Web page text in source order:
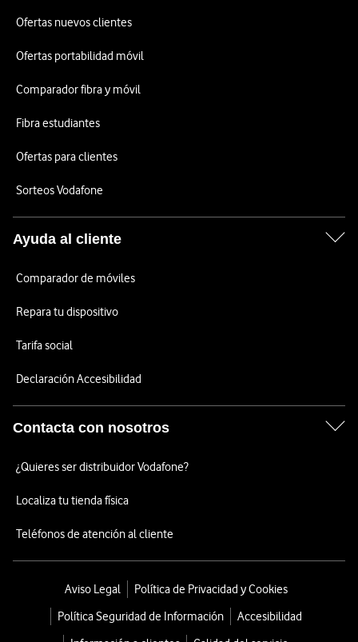
Ofertas nuevos clientes
Ofertas portabilidad móvil
Comparador fibra y móvil
Fibra estudiantes
Ofertas para clientes
Sorteos Vodafone
Ayuda al cliente
Comparador de móviles
Repara tu dispositivo
Tarifa social
Declaración Accesibilidad
Contacta con nosotros
¿Quieres ser distribuidor Vodafone?
Localiza tu tienda física
Teléfonos de atención al cliente
Aviso Legal
Política de Privacidad y Cookies
Política Seguridad de Información
Accesibilidad